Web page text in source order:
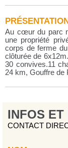
Au cœur du parc
une propriété
corps de ferme
clôturée de
30 convives.11
24 km, Gouffre de
INFOS ET
CONTACT